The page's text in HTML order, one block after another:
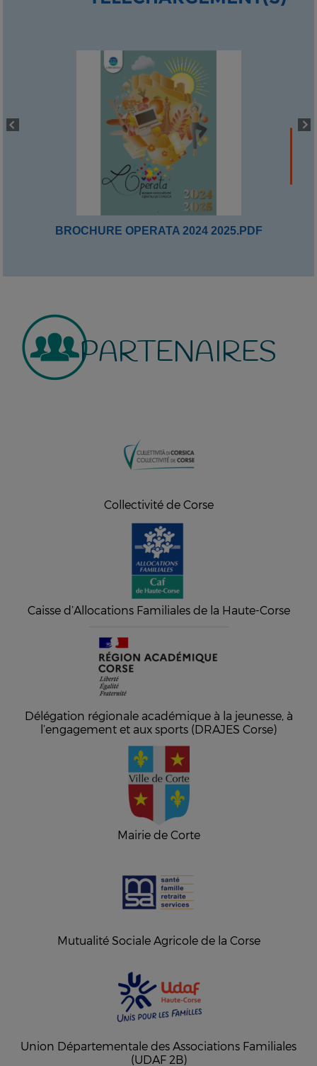
BROCHURE OPERATA 2024 2025.PDF
PARTENAIRES
Collectivité de Corse
Caisse d’Allocations Familiales de la Haute-Corse
Délégation régionale académique à la jeunesse, à
l’engagement et aux sports (DRAJES Corse)
Mairie de Corte
Mutualité Sociale Agricole de la Corse
Union Départementale des Associations Familiales
(UDAF 2B)